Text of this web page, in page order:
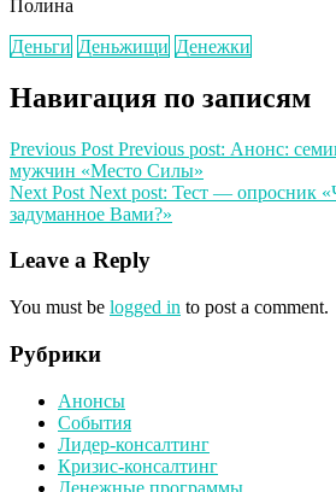
Полина
Деньги Деньжищи Денежки
Навигация по записям
Previous Post Previous post: Анонс:
мужчин «Место Силы»
Next Post Next post: Тест — опросник
задуманное Вами?»
Leave a Reply
You must be logged in to post a comment.
Рубрики
Анонсы
События
Лидер-консалтинг
Кризис-консалтинг
Денежные программы